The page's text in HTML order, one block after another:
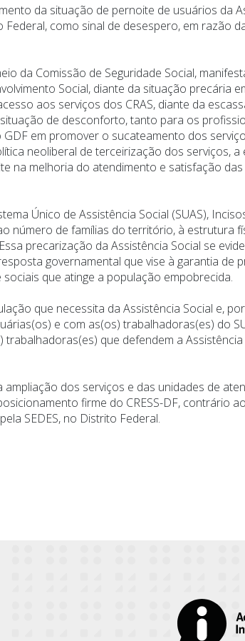
da situação de pernoite de usuários da
como sinal de desespero, em razão
da Comissão de Seguridade Social,
Social, diante da situação precária
aos serviços dos CRAS, diante da
de desconforto, tanto para os
em promover o sucateamento dos
neoliberal de terceirização dos serviços, a
na melhoria do atendimento e satisfação das
Único de Assistência Social (SUAS),
número de famílias do território, à estrutura
precarização da Assistência Social se
governamental que vise à garantia de
que atinge a população empobrecida.
que necessita da Assistência Social e,
e com as(os) trabalhadoras(es) do
que defendem a Assistência
dos serviços e das unidades de
firme do CRESS-DF, contrário ao
SEDES, no Distrito Federal.